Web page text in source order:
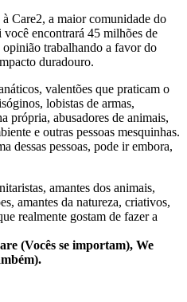
Care2, a maior comunidade do
encontrará 45 milhões de
opinião trabalhando a favor do
duradouro.
valentões que praticam o
lobistas de armas,
própria, abusadores de animais,
e outras pessoas mesquinhas.
dessas pessoas, pode ir embora,
amantes dos animais,
amantes da natureza, criativos,
realmente gostam de fazer a
(Vocês se importam), We